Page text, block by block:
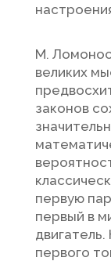
М.
великих
законов
первую
первый в
первого